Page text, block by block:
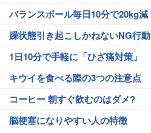
バランスボール毎日10分で20kg減
躁状態引き起こしかねないNG行動
1日10分で手軽に「ひざ痛対策」
キウイを食べる際の3つの注意点
コーヒー 朝すぐ飲むのはダメ?
脳梗塞になりやすい人の特徴